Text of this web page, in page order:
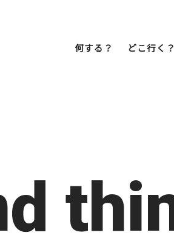
何する？ どこ行く？
心斎橋・日本橋）